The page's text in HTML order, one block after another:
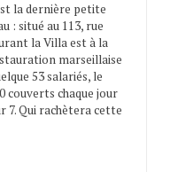
la dernière petite
: situé au 113, rue
la Villa est à la
marseillaise
53 salariés, le
couverts chaque jour
7. Qui rachètera cette